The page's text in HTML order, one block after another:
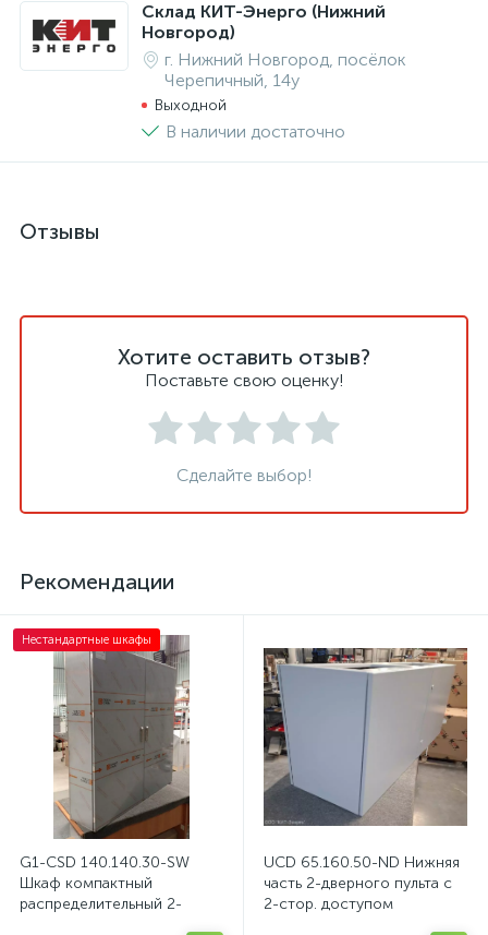
Склад КИТ-Энерго (Нижний
Новгород)
г. Нижний Новгород, посёлок
Черепичный, 14у
Выходной
В наличии достаточно
Отзывы
Хотите оставить отзыв?
Поставьте свою оценку!
Сделайте выбор!
Рекомендации
Нестандартные шкафы
G1-CSD 140.140.30-SW
Шкаф компактный
распределительный 2-
UCD 65.160.50-ND Нижняя
часть 2-дверного пульта с
2-стор. доступом